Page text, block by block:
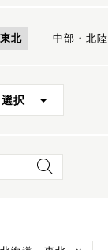
北 中部・北陸
択